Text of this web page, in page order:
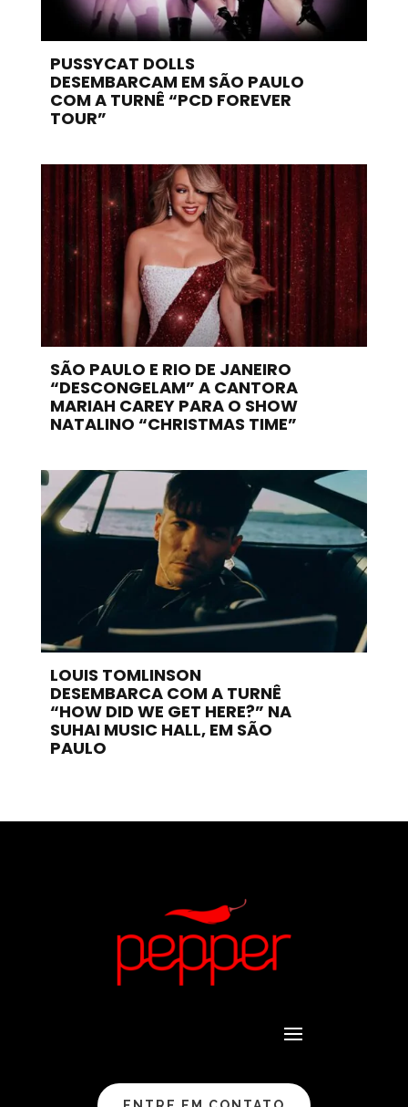
PUSSYCAT DOLLS
DESEMBARCAM EM SÃO PAULO
COM A TURNÊ “PCD FOREVER
TOUR”
SÃO PAULO E RIO DE JANEIRO
“DESCONGELAM” A CANTORA
MARIAH CAREY PARA O SHOW
NATALINO “CHRISTMAS TIME”
LOUIS TOMLINSON
DESEMBARCA COM A TURNÊ
“HOW DID WE GET HERE?” NA
SUHAI MUSIC HALL, EM SÃO
PAULO